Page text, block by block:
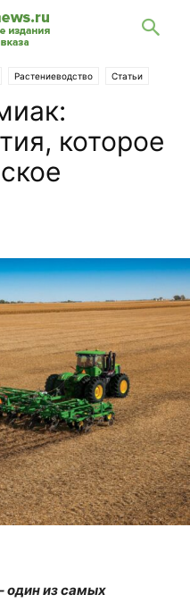
Растениеводство Статьи
которое
один из самых